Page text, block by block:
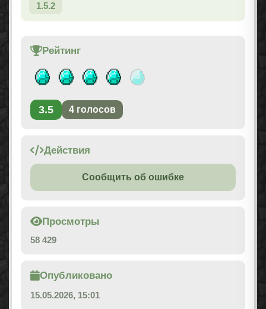
1.5.2
Рейтинг
3.5 4 голосов
Действия
Сообщить об ошибке
Просмотры
58 429
Опубликовано
15.05.2026, 15:01